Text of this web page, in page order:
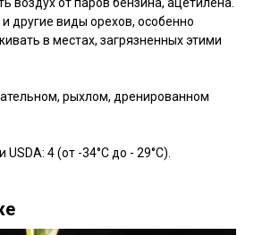
воздух от паров бензина, ацетилена.
и другие виды орехов, особенно
в местах, загрязненных этими
рыхлом, дренированном
4 (от -34°C до - 29°C).